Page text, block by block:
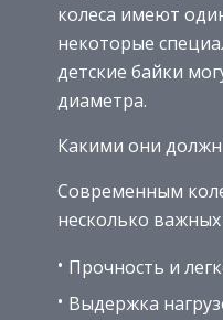
колеса имеют
некоторые
детские байки
диаметра.
Какими они
Современным
несколько
Прочность и
Выдержка